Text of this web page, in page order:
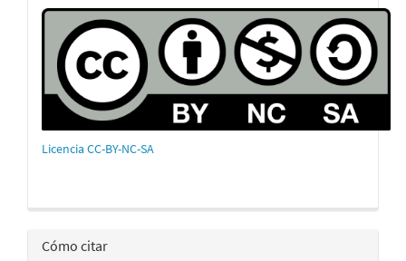
Licencia CC-BY-NC-SA
Cómo citar